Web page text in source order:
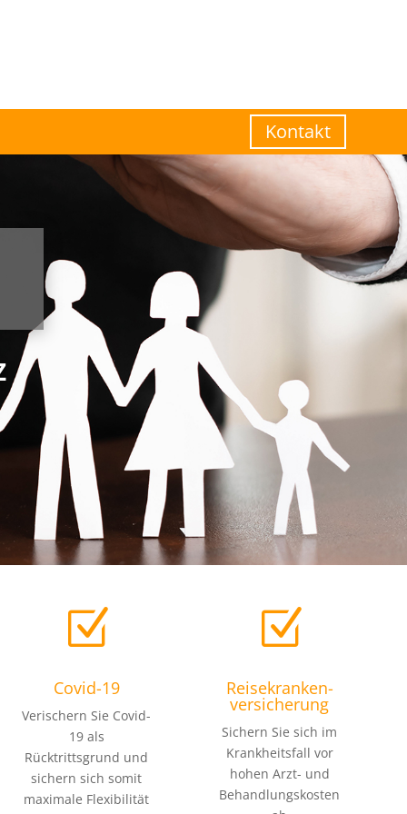
Kontakt
Z
Covid-19
Verischern Sie Covid-
19 als
Rücktrittsgrund und
sichern sich somit
maximale Flexibilität
Z
Reisekranken-
versicherung
Sichern Sie sich im
Krankheitsfall vor
hohen Arzt- und
Behandlungskosten